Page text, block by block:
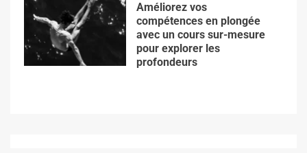
Améliorez vos
compétences en plongée
avec un cours sur-mesure
pour explorer les
profondeurs